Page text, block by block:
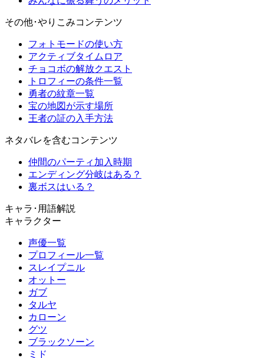
その他･やりこみコンテンツ
フォトモードの使い方
アクティブタイムロア
チョコボの解放クエスト
トロフィーの条件一覧
勇者の紋章一覧
宝の地図が示す場所
王者の証の入手方法
ネタバレを含むコンテンツ
仲間のパーティ加入時期
エンディング分岐はある？
裏ボスはいる？
キャラ･用語解説
キャラクター
声優一覧
プロフィール一覧
スレイプニル
オットー
ガブ
タルヤ
カローン
グツ
ブラックソーン
ミド